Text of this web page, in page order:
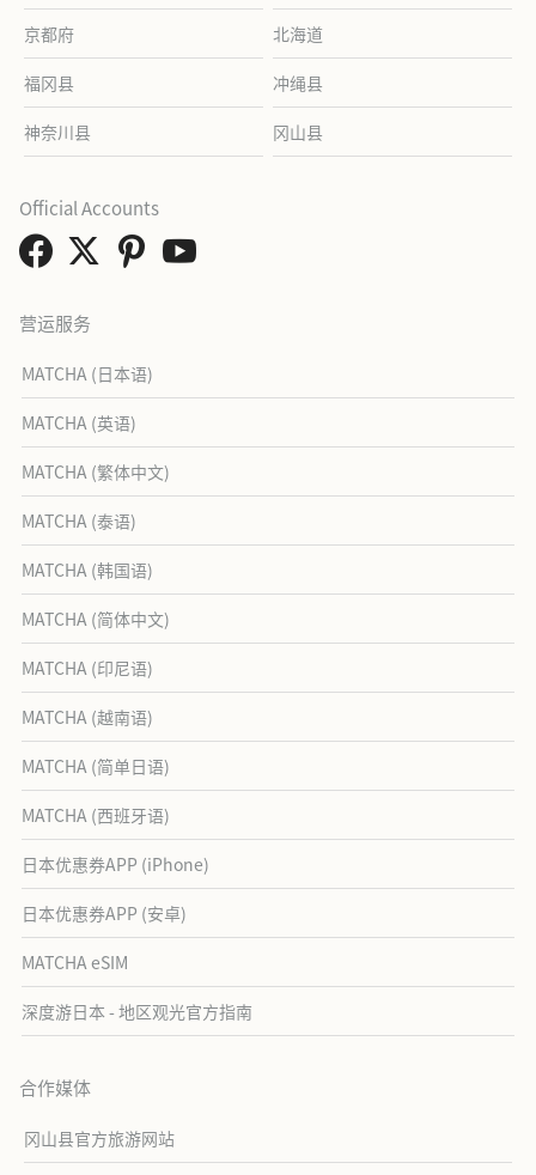
京都府 北海道
福冈县 冲绳县
神奈川县 冈山县
营运服务
MATCHA (日本语)
MATCHA (英语)
MATCHA (繁体中文)
MATCHA (泰语)
MATCHA (韩国语)
MATCHA (简体中文)
MATCHA (印尼语)
MATCHA (越南语)
MATCHA (简单日语)
MATCHA (西班牙语)
日本优惠券APP (iPhone)
日本优惠券APP (安卓)
MATCHA eSIM
深度游日本 - 地区观光官方指南
合作媒体
冈山县官方旅游网站
Official Accounts